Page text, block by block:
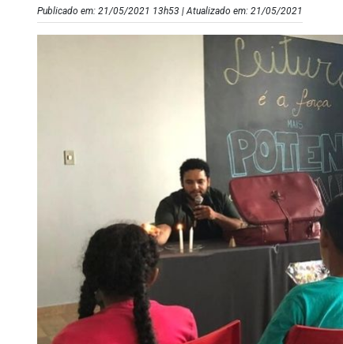
Publicado em: 21/05/2021 13h53 | Atualizado em: 21/05/2021